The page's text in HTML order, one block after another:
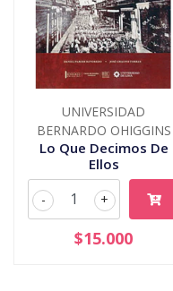
UNIVERSIDAD
BERNARDO OHIGGINS
Lo Que Decimos De
Ellos
+
-
$15.000